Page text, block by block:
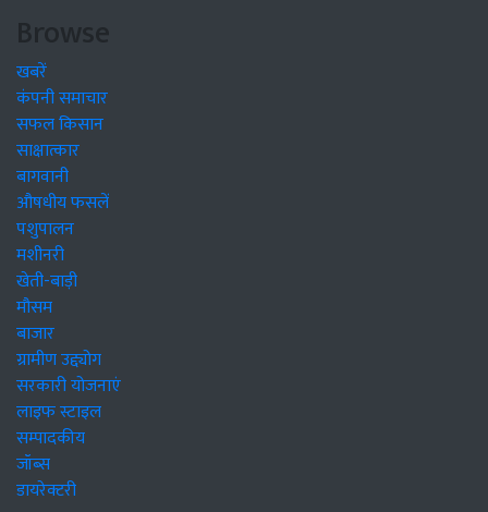
Browse
खबरें
कंपनी समाचार
सफल किसान
साक्षात्कार
बागवानी
औषधीय फसलें
पशुपालन
मशीनरी
खेती-बाड़ी
मौसम
बाजार
ग्रामीण उद्द्योग
सरकारी योजनाएं
लाइफ स्टाइल
सम्पादकीय
जॉब्स
डायरेक्टरी